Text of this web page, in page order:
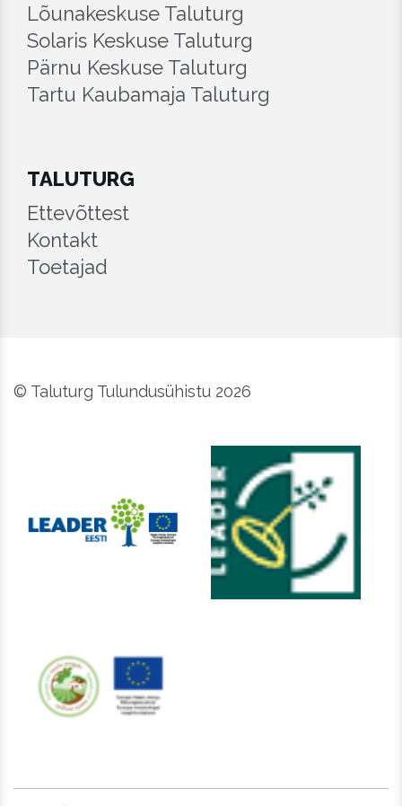
Lõunakeskuse Taluturg
Solaris Keskuse Taluturg
Pärnu Keskuse Taluturg
Tartu Kaubamaja Taluturg
TALUTURG
Ettevõttest
Kontakt
Toetajad
© Taluturg Tulundusühistu 2026